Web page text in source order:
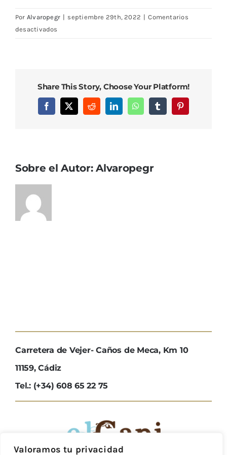
Valoramos tu privacidad
Por Alvaropegr | septiembre 29th, 2022 | Comentarios
desactivados
Share This Story, Choose Your Platform!
Facebook
X RedditLinkedInWhatsAppTumblrPinterest
Sobre el Autor:Alvaropegr
Carretera de Vejer- Caños de Meca, Km 10
11159, Cádiz
Tel.: (+34) 608 65 22 75